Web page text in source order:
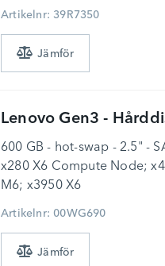
Artikelnr: 39R7350
Lenovo Gen3 -
600 GB - hot-swap - 2.5" -
x280 X6 Compute Node;
M6; x3950 X6
Artikelnr: 00WG690